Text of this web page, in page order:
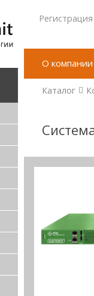
Регистрация
О компании
Каталог